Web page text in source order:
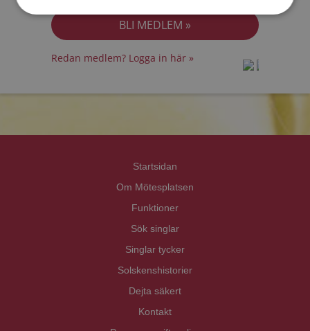
Redan medlem? Logga in här »
Startsidan
Om Mötesplatsen
Funktioner
Sök singlar
Singlar tycker
Solskenshistorier
Dejta säkert
Kontakt